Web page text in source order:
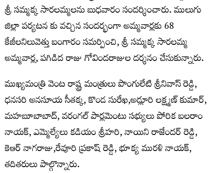
శ్రీ సమ్మక్క సారలమ్మలను బుధవారం సందర్శించారు. ములుగు
జిల్లా పర్యటన కు వచ్చిన సందర్భంగా అమ్మవార్లకు 68
కేజీలనిలువెత్తు బంగారం సమర్పించి, శ్రీ సమ్మక్క సారలమ్మ
అమ్మవార్ల, పగిడిద రాజు గోవిందరాజుల దర్శనం చేసుకున్నారు.
ముఖ్యమంత్రి వెంట రాష్ట్ర మంత్రులు పొంగులేటి శ్రీనివాస్ రెడ్డి,
ధనసరి అనసూయ సీతక్క, కొండ సురేఖ,అడ్లూరి లక్ష్మణ్ కుమార్,
మహబూబాబాద్, వరంగల్ పార్లమెంటు సభ్యులు పోరిక బలరాం
నాయక్, ఎమ్మెల్యేలు కడియం శ్రీహరి, నాయిని రాజేందర్ రెడ్డి,
కెఆర్ నాగరాజు,రేవూరి ప్రకాష్ రెడ్డి, భూక్య మురళి నాయక్,
తదితరులు పాల్గొన్నారు.